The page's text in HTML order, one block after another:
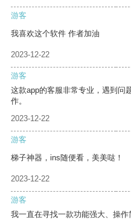
游客
我喜欢这个软件 作者加油
2023-12-22
游客
这款app的客服非常专业，遇到问
作。
2023-12-22
游客
梯子神器，ins随便看，美美哒！
2023-12-22
游客
我一直在寻找一款功能强大、操